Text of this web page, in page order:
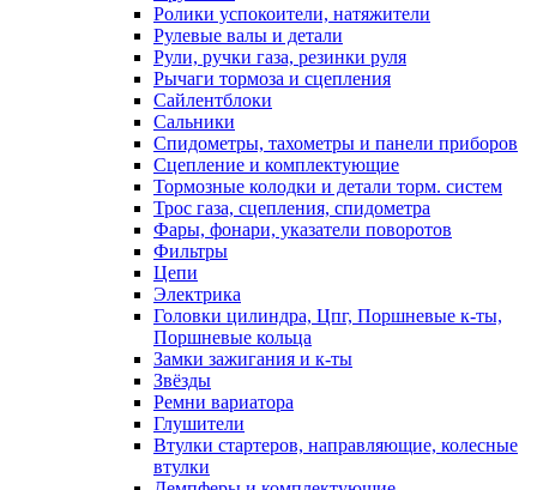
Ролики успокоители, натяжители
Рулевые валы и детали
Рули, ручки газа, резинки руля
Рычаги тормоза и сцепления
Сайлентблоки
Сальники
Спидометры, тахометры и панели приборов
Сцепление и комплектующие
Тормозные колодки и детали торм. систем
Трос газа, сцепления, спидометра
Фары, фонари, указатели поворотов
Фильтры
Цепи
Электрика
Головки цилиндра, Цпг, Поршневые к-ты,
Поршневые кольца
Замки зажигания и к-ты
Звёзды
Ремни вариатора
Глушители
Втулки стартеров, направляющие, колесные
втулки